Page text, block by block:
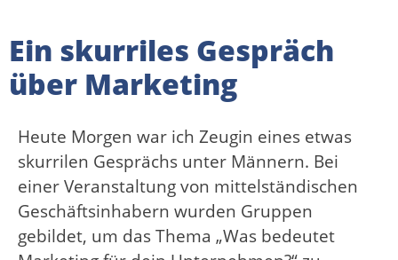
Ein skurriles Gespräch
über Marketing
Heute Morgen war ich Zeugin eines etwas
skurrilen Gesprächs unter Männern. Bei
einer Veranstaltung von mittelständischen
Geschäftsinhabern wurden Gruppen
gebildet, um das Thema „Was bedeutet